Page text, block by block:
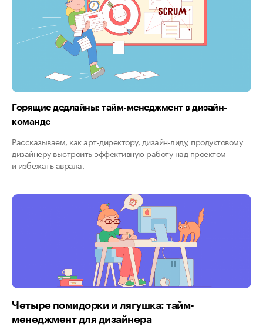
Горящие дедлайны: тайм-менеджмент в дизайн-
команде
Рассказываем, как арт-директору, дизайн-лиду, продуктовому
дизайнеру выстроить эффективную работу над проектом
и избежать аврала.
Четыре помидорки и лягушка: тайм-
менеджмент для дизайнера